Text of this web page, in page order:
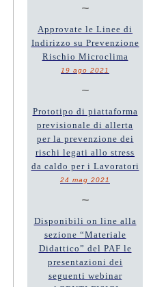
~
Approvate le Linee di
Indirizzo su Prevenzione
Rischio Microclima
19 ago 2021
~
Prototipo di piattaforma
previsionale di allerta
per la prevenzione dei
rischi legati allo stress
da caldo per i Lavoratori
24 mag 2021
~
Disponibili on line alla
sezione “Materiale
Didattico” del PAF le
presentazioni dei
seguenti webinar